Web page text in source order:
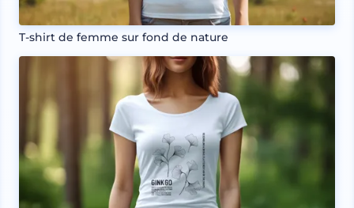
T-shirt de femme sur fond de nature